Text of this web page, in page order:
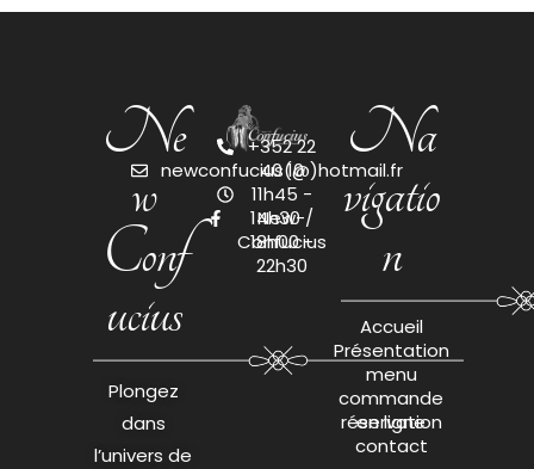
Ne
w
Conf
ucius
Plongez
dans
l’univers de
+352 22
40 10
newconfucius(@)hotmail.fr
11h45 -
14h30 /
18h00 -
22h30
New-
Confucius
Na
vigatio
n
Accueil
Présentation
menu
commande
en ligne
réservation
contact